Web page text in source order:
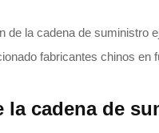
la cadena de suministro
fabricantes chinos en
cadena de